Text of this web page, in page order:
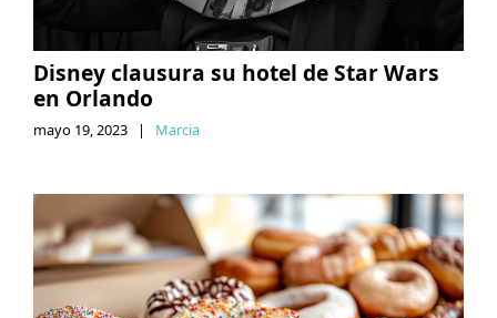
Disney clausura su hotel de Star Wars
en Orlando
mayo 19, 2023 | Marcia